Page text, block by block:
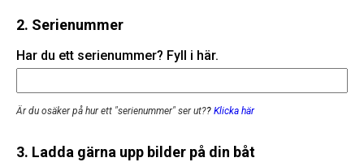
2. Serienummer
Har du ett serienummer? Fyll i här.
Är du osäker på hur ett "serienummer" ser ut?? Klicka här
3. Ladda gärna upp bilder på din båt